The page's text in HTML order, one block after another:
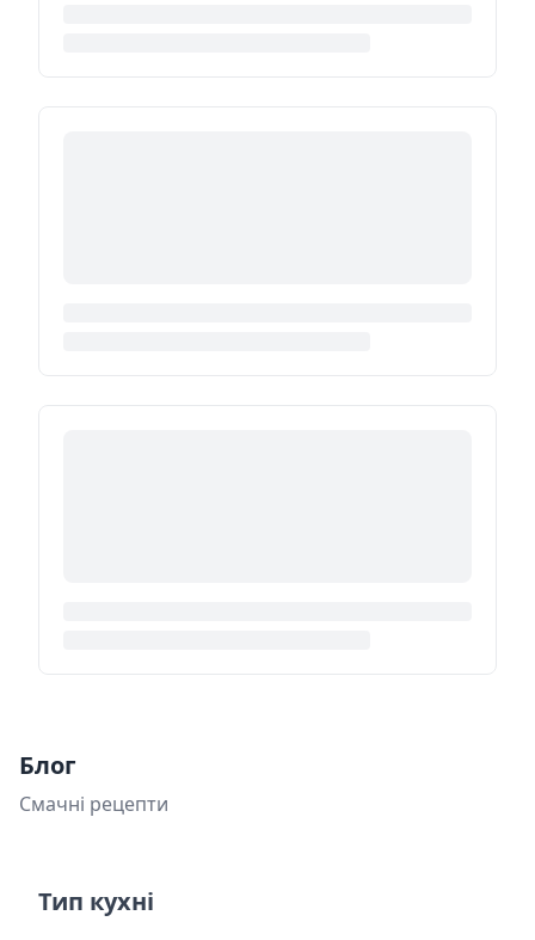
Блог
Смачні рецепти
Тип кухні